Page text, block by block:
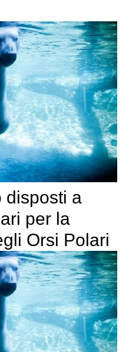
disposti a
per la
Orsi Polari